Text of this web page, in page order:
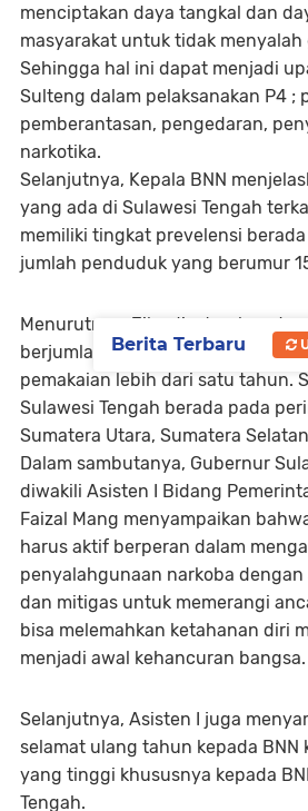
menciptakan daya tangkal dan
masyarakat untuk tidak
Sehingga hal ini dapat menjadi
Sulteng dalam pelaksanakan P4 ;
pemberantasan, pengedaran,
narkotika.
Selanjutnya, Kepala BNN
yang ada di Sulawesi Tengah
memiliki tingkat prevelensi
jumlah penduduk yang berumur
Menurutnya, Jika disetarakan
berjumlah 52.341 orang dengan
pemakaian lebih dari satu tahun.
Sulawesi Tengah berada pada
Sumatera Utara, Sumatera
Dalam sambutanya, Gubernur
diwakili Asisten I Bidang
Faizal Mang menyampaikan
harus aktif berperan dalam
penyalahgunaan narkoba
dan mitigas untuk memerangi
bisa melemahkan ketahanan diri
menjadi awal kehancuran bangsa.
Selanjutnya, Asisten I juga
selamat ulang tahun kepada BNN
yang tinggi khususnya kepada
Tengah.
Berita Terbaru